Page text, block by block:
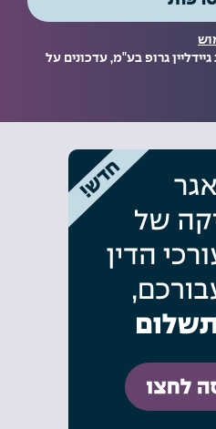
גרופ בע"מ, עדכונים על